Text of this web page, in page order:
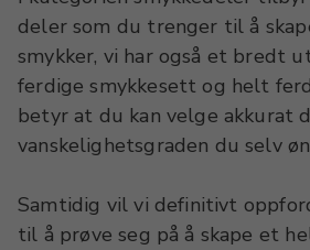
deler som du trenger til å
smykker, vi har også et bredt
ferdige smykkesett og helt
betyr at du kan velge akkurat
vanskelighetsgraden du selv
Samtidig vil vi definitivt
til å prøve seg på å skape et